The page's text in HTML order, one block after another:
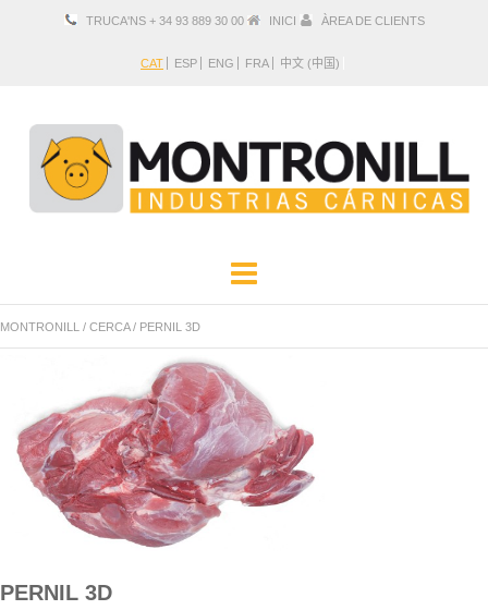
TRUCA'NS + 34 93 889 30 00 INICI ÀREA DE CLIENTS
CAT ESP ENG FRA 中文 (中国)
EMPRESA
PRODUCTES
MONTRONILL / CERCA/ PERNIL 3D
PERNIL 3D